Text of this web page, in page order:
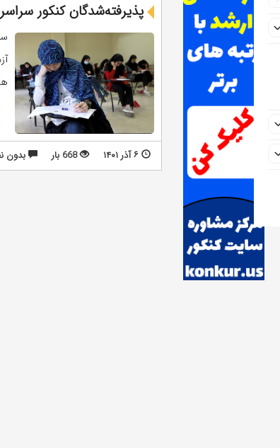
پذیرفته‌شدگان کنکور
۶ آذر ۱۴۰۱ 668 بار بدون